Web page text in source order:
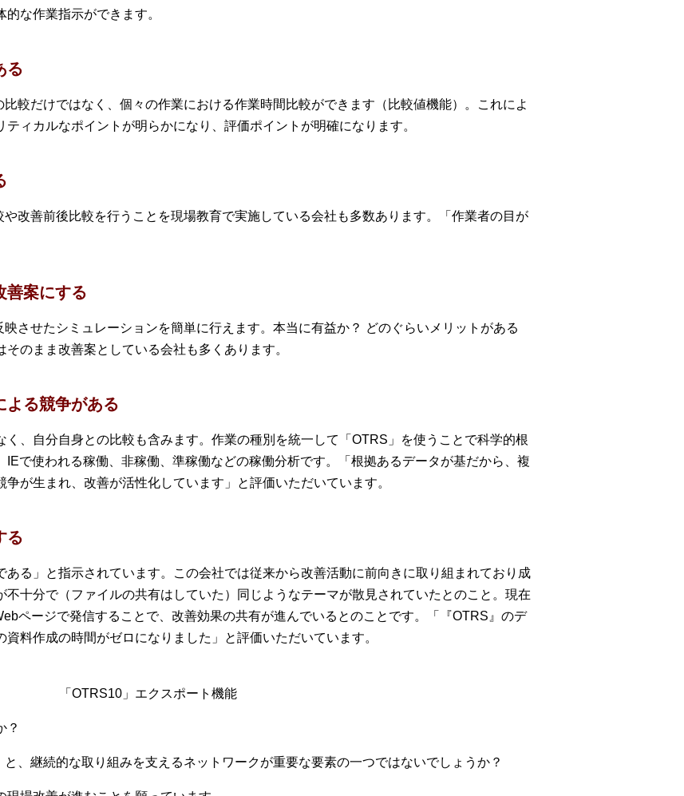
な作業指示ができます。
る
比較だけではなく、個々の作業における作業時間比較ができます（比較値機能）。これによ
ィカルなポイントが明らかになり、評価ポイントが明確になります。
や改善前後比較を行うことを現場教育で実施している会社も多数あります。「作業者の目が
善案にする
映させたシミュレーションを簡単に行えます。本当に有益か？ どのぐらいメリットがある
のまま改善案としている会社も多くあります。
よる競争がある
く、自分自身との比較も含みます。作業の種別を統一して「OTRS」を使うことで科学的根
で使われる稼働、非稼働、準稼働などの稼働分析です。「根拠あるデータが基だから、複
が生まれ、改善が活性化しています」と評価いただいています。
る
る」と指示されています。この会社では従来から改善活動に前向きに取り組まれており成
十分で（ファイルの共有はしていた）同じようなテーマが散見されていたとのこと。現在
ページで発信することで、改善効果の共有が進んでいるとのことです。「『OTRS』のデ
料作成の時間がゼロになりました」と評価いただいています。
「OTRS10」エクスポート機能
？
、継続的な取り組みを支えるネットワークが重要な要素の一つではないでしょうか？